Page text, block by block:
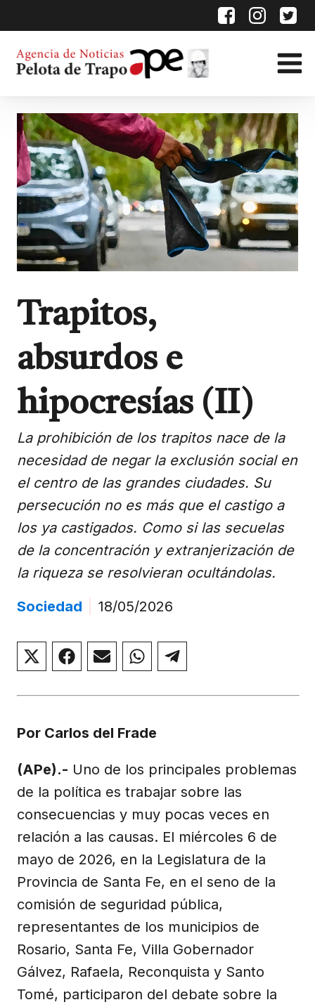
Trapitos,
absurdos e
hipocresías (II)
La prohibición de los trapitos nace de la
necesidad de negar la exclusión social en
el centro de las grandes ciudades. Su
persecución no es más que el castigo a
los ya castigados. Como si las secuelas
de la concentración y extranjerización de
la riqueza se resolvieran ocultándolas.
Sociedad
18/05/2026
Compartir
en
(Twitter)
Compartir
en
Compartir
en
Compartir
en
Compartir
en
Por Carlos del Frade
(APe).- Uno de los principales problemas
de la política es trabajar sobre las
consecuencias y muy pocas veces en
relación a las causas. El miércoles 6 de
mayo de 2026, en la Legislatura de la
Provincia de Santa Fe, en el seno de la
comisión de seguridad pública,
representantes de los municipios de
Rosario, Santa Fe, Villa Gobernador
Gálvez, Rafaela, Reconquista y Santo
Tomé, participaron del debate sobre la